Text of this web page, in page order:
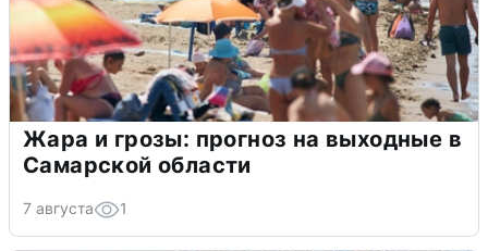
Жара и грозы: прогноз на выходные в
Самарской области
7 августа 1